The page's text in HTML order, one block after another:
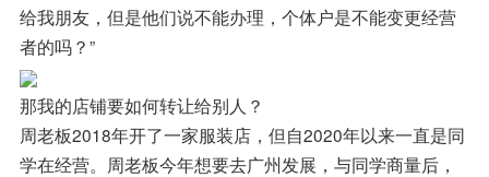
给我朋友，但是他们说不能办理，个体户是不能变更经营
者的吗？”
那我的店铺要如何转让给别人？
周老板2018年开了一家服装店，但自2020年以来一直是同
学在经营。周老板今年想要去广州发展，与同学商量后，